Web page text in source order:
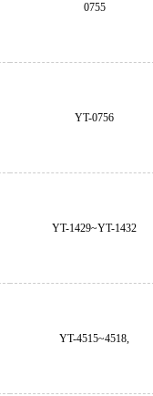
0755
YT-0756
YT-1429~YT-1432
YT-4515~4518,